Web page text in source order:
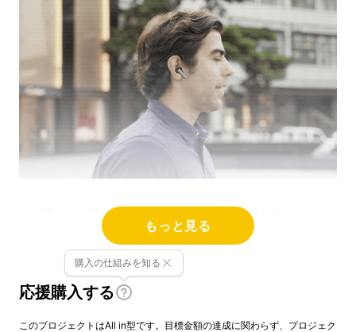
私のいる場所が、オフィスになる。
Elevocは、働く場所の制限から皆様を解放す
るために、クリアに「伝える
に「楽しむ」に特化したイヤホンを開発しまし
た。
もっと見る
応援購入する
購入の仕組みを知る
このプロジェクトはAll in型です。目標金額の達成に関わらず、プロジェク